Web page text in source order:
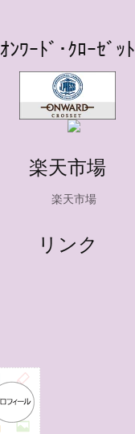
ｵﾝﾜｰﾄﾞ･ｸﾛｰｾﾞｯﾄ
楽天市場
リンク